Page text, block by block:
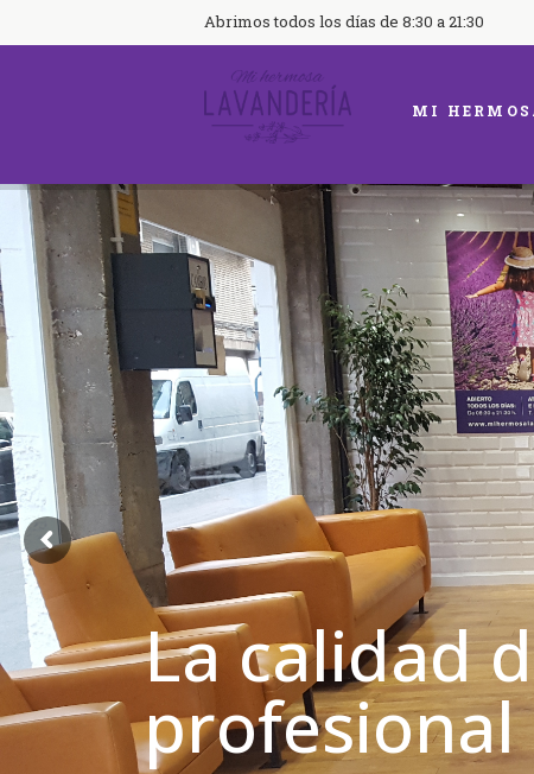
Abrimos todos los días de 8:30 a 21:30
MI
La calidad
profesional